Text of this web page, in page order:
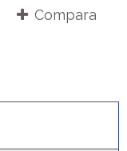
Compara